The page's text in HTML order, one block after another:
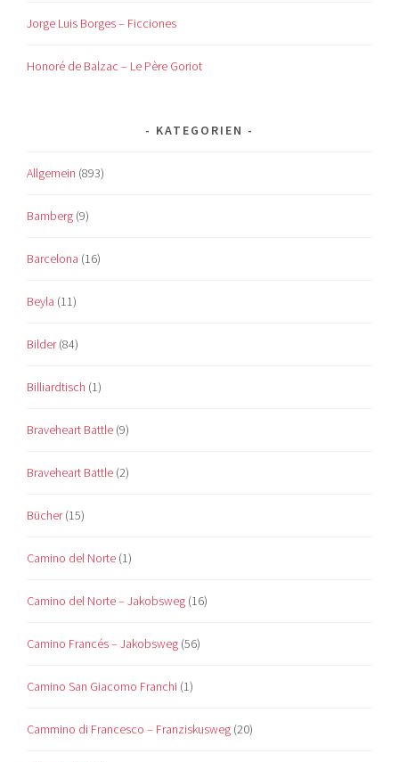
Jorge Luis Borges – Ficciones
Honoré de Balzac – Le Père Goriot
KATEGORIEN
Allgemein (893)
Bamberg (9)
Barcelona (16)
Beyla (11)
Bilder(84)
Billiardtisch (1)
Braveheart Battle (9)
Braveheart Battle (2)
Bücher(15)
Camino del Norte (1)
Camino del Norte – Jakobsweg (16)
Camino Francés – Jakobsweg (56)
Camino San Giacomo Franchi (1)
Cammino di Francesco – Franziskusweg (20)